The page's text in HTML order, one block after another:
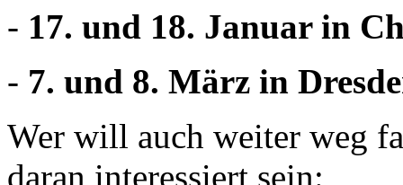
- 17. und 18. Januar in
- 7. und 8. März in
Wer will auch weiter weg
daran interessiert sein: